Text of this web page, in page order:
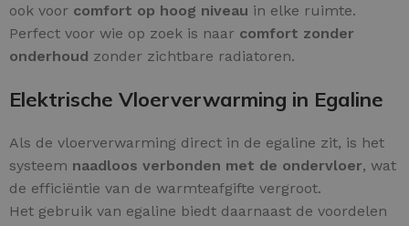
ook voor comfort op hoog niveau in elke ruimte.
Perfect voor wie op zoek is naar comfort zonder
onderhoud zonder zichtbare radiatoren.
Elektrische Vloerverwarming in Egaline
Als de vloerverwarming direct in de egaline zit, is het
systeem naadloos verbonden met de ondervloer, wat
de efficiëntie van de warmteafgifte vergroot.
Het gebruik van egaline biedt daarnaast de voordelen